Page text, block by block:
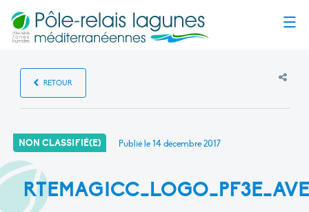
RETOUR
NON CLASSIFIÉ(E) Publié le14 décembre 2017